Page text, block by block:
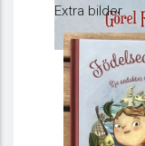
Extra bilder